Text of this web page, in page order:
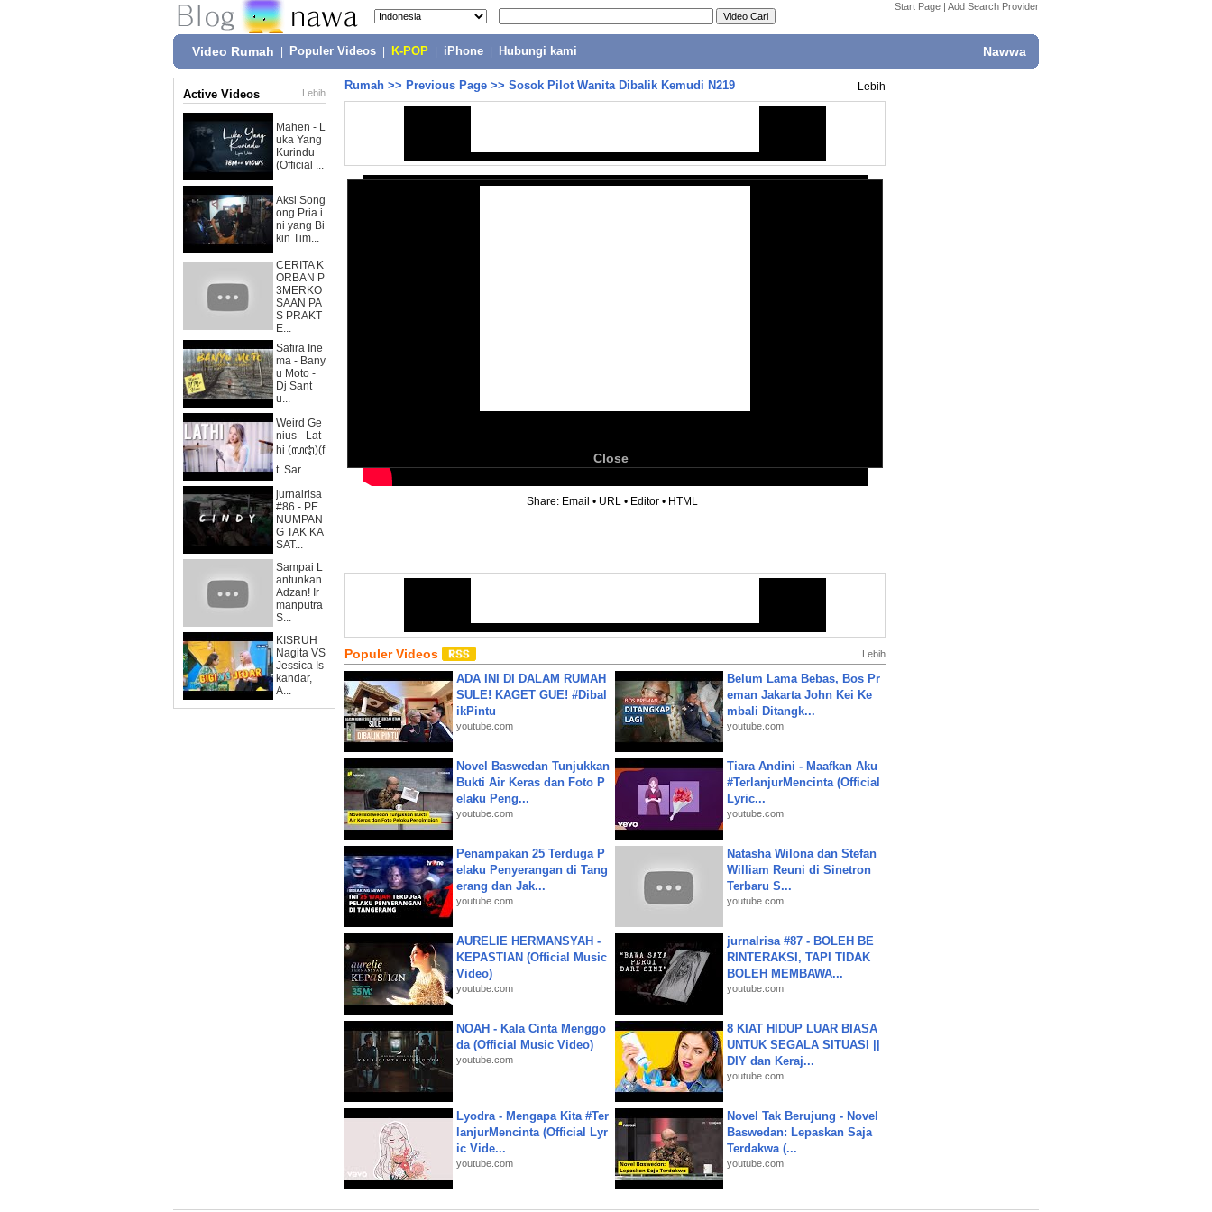
Start Page | Add Search Provider
Video Rumah Populer Videos K-POP iPhone Hubungi kami Nawwa
Active Videos Lebih
Mahen - L
uka Yang
Kurindu
(Official ...
Aksi Song
ong Pria i
ni yang Bi
kin Tim...
CERITA K
ORBAN P
3MERKO
SAAN PA
S PRAKT
E...
Safira Ine
ma - Bany
u Moto -
Dj Sant
u...
Weird Ge
nius - Lat
hi (ꦭꦛꦶ)(f
t. Sar...
jurnalrisa
#86 - PE
NUMPAN
G TAK KA
SAT...
Sampai L
antunkan
Adzan! Ir
manputra
S...
KISRUH
Nagita VS
Jessica Is
kandar,
A...
Rumah >> Previous Page >> Sosok Pilot Wanita Dibalik Kemudi N219 Lebih
Close
Share: Email • URL • Editor • HTML
Populer Videos Lebih
ADA INI DI DALAM RUMAH
SULE! KAGET GUE! #Dibal
ikPintu
youtube.com
Belum Lama Bebas, Bos Pr
eman Jakarta John Kei Ke
mbali Ditangk...
youtube.com
Novel Baswedan Tunjukkan
Bukti Air Keras dan Foto P
elaku Peng...
youtube.com
Tiara Andini - Maafkan Aku
#TerlanjurMencinta (Official
Lyric...
youtube.com
Penampakan 25 Terduga P
elaku Penyerangan di Tang
erang dan Jak...
youtube.com
Natasha Wilona dan Stefan
William Reuni di Sinetron
Terbaru S...
youtube.com
AURELIE HERMANSYAH -
KEPASTIAN (Official Music
Video)
youtube.com
jurnalrisa #87 - BOLEH BE
RINTERAKSI, TAPI TIDAK
BOLEH MEMBAWA...
youtube.com
NOAH - Kala Cinta Menggo
da (Official Music Video)
youtube.com
8 KIAT HIDUP LUAR BIASA
UNTUK SEGALA SITUASI ||
DIY dan Keraj...
youtube.com
Lyodra - Mengapa Kita #Ter
lanjurMencinta (Official Lyr
ic Vide...
youtube.com
Novel Tak Berujung - Novel
Baswedan: Lepaskan Saja
Terdakwa (...
youtube.com